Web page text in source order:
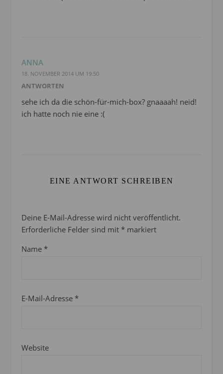
ANNA
18. NOVEMBER 2014 UM 19:50
ANTWORTEN
sehe ich da die schön-für-mich-box? gnaaaah! neid!
ich hatte noch nie eine :(
EINE ANTWORT SCHREIBEN
Deine E-Mail-Adresse wird nicht veröffentlicht.
Erforderliche Felder sind mit * markiert
Name *
E-Mail-Adresse *
Website